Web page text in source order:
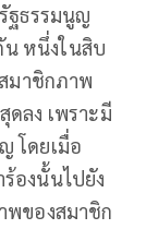
ฐธรรมนูญ
น หนึ่งในสิบ
มาชิกภาพ
ลง เพราะมี
โดยเมื่อ
องนั้นไปยัง
พของสมาชิก